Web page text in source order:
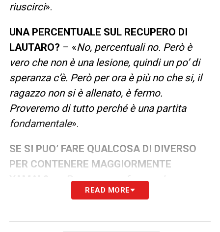
riuscirci».
UNA PERCENTUALE SUL RECUPERO DI
LAUTARO? – «No, percentuali no. Però è
vero che non è una lesione, quindi un po’ di
speranza c’è. Però per ora è più no che si, il
ragazzo non si è allenato, è fermo.
Proveremo di tutto perché è una partita
fondamentale».
SE SI PUO’ FARE QUALCOSA DI DIVERSO
PER CONTENERE MAGGIORMENTE
Proveremo a fare qualcosa,
studieremo. La partita la stiamo rivedendo e
porterà un’idea, parliamo con Simone e poi
READ MORE